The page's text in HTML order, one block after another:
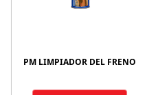
PM LIMPIADOR DEL FRENO